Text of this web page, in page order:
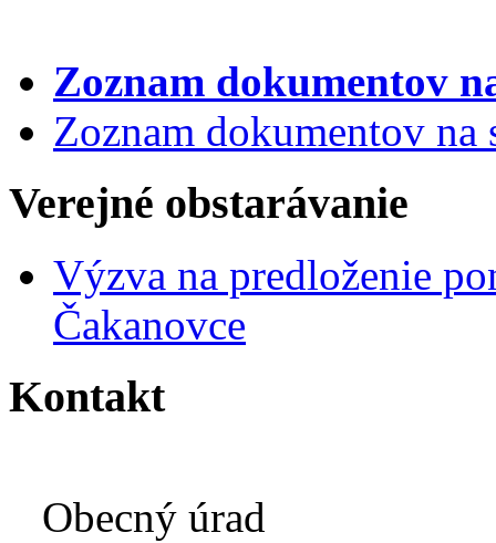
Zoznam dokumentov
Zoznam dokumentov
Verejné obstarávanie
Výzva na predloženie
Čakanovce
Kontakt
Obecný úrad